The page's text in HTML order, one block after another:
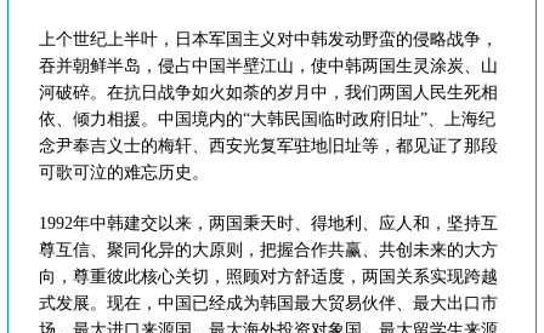
上个世纪上半叶，日本军国主义对中韩发动野蛮的侵略战争，
吞并朝鲜半岛，侵占中国半壁江山，使中韩两国生灵涂炭、山
河破碎。在抗日战争如火如荼的岁月中，我们两国人民生死相
依、倾力相援。中国境内的“大韩民国临时政府旧址”、上海纪
念尹奉吉义士的梅轩、西安光复军驻地旧址等，都见证了那段
可歌可泣的难忘历史。
1992年中韩建交以来，两国秉天时、得地利、应人和，坚持互
尊互信、聚同化异的大原则，把握合作共赢、共创未来的大方
向，尊重彼此核心关切，照顾对方舒适度，两国关系实现跨越
式发展。现在，中国已经成为韩国最大贸易伙伴、最大出口市